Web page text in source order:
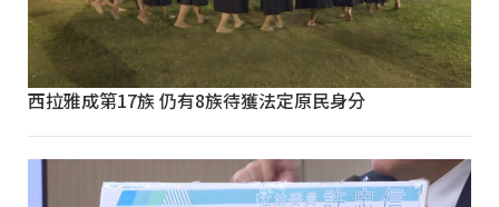
西拉雅成第17族 仍有8族待獲法定原民身分